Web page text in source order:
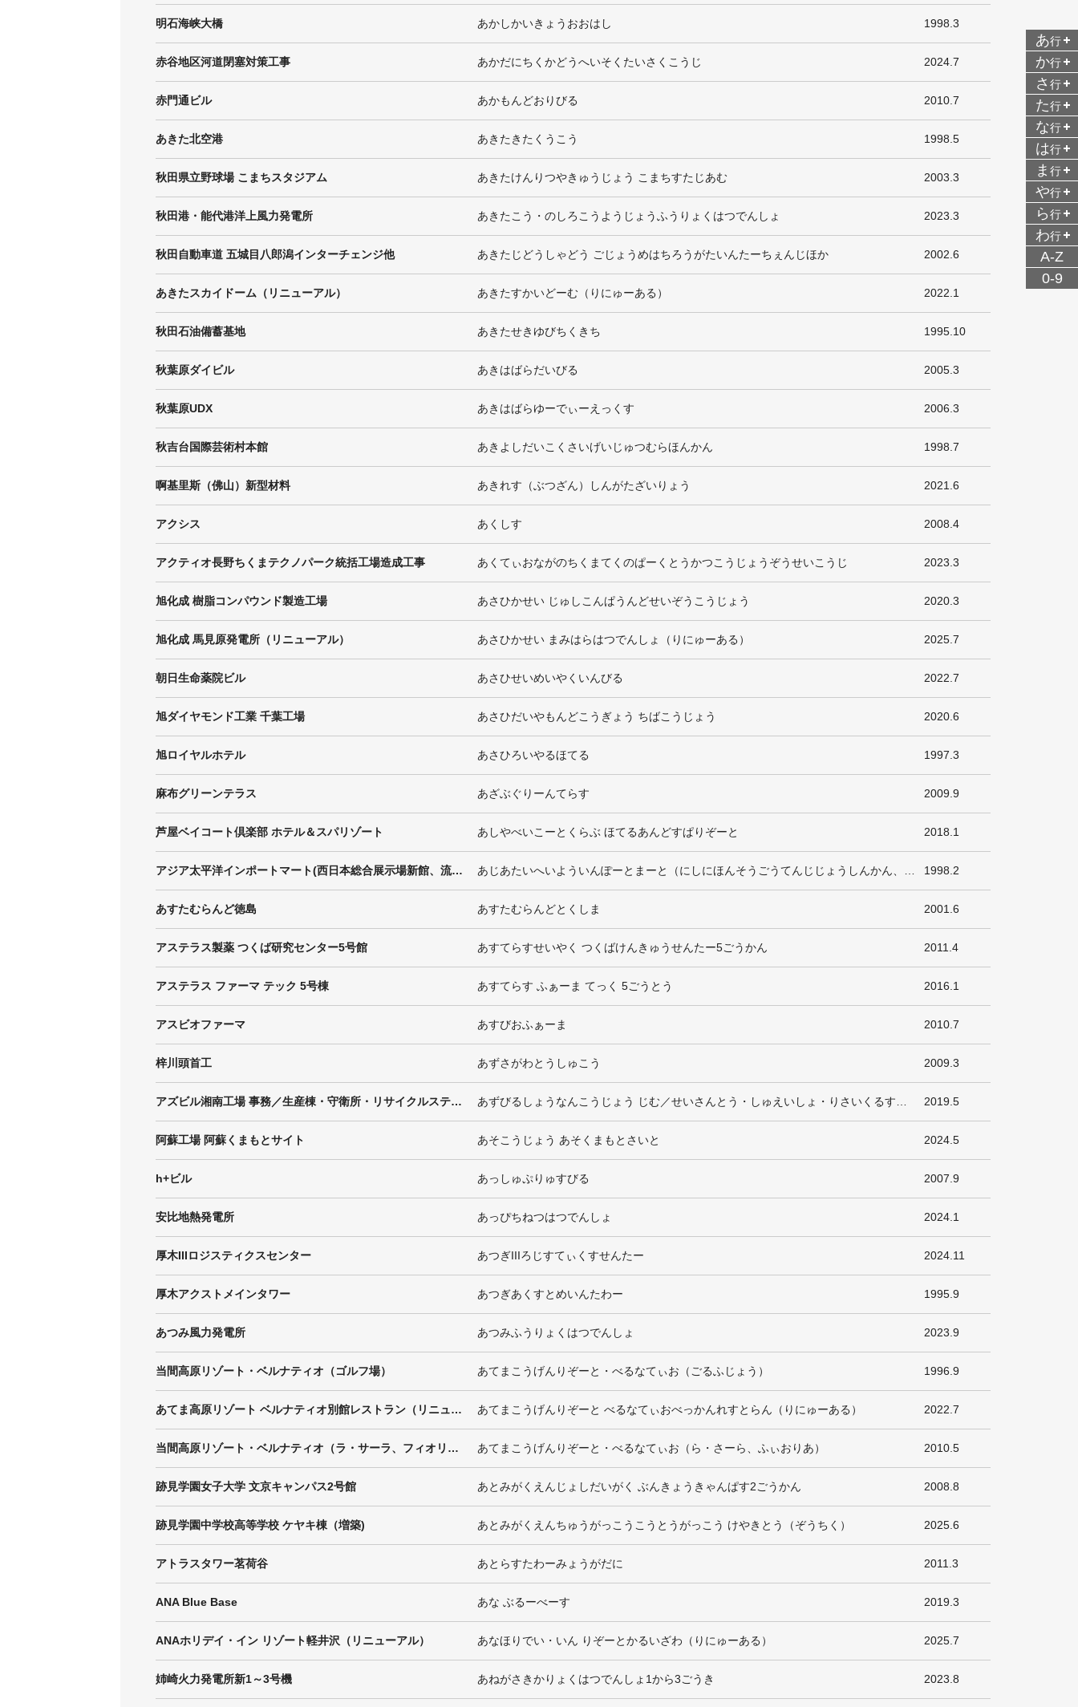
明石海峡大橋 あかしかいきょうおおはし 1998.3
赤谷地区河道閉塞対策工事 あかだにちくかどうへいそくたいさくこうじ 2024.7
赤門通ビル あかもんどおりびる 2010.7
あきた北空港 あきたきたくうこう 1998.5
秋田県立野球場 こまちスタジアム あきたけんりつやきゅうじょう こまちすたじあむ 2003.3
秋田港・能代港洋上風力発電所 あきたこう・のしろこうようじょうふうりょくはつでんしょ 2023.3
秋田自動車道 五城目八郎潟インターチェンジ他 あきたじどうしゃどう ごじょうめはちろうがたいんたーちぇんじほか 2002.6
あきたスカイドーム（リニューアル） あきたすかいどーむ（りにゅーある） 2022.1
秋田石油備蓄基地 あきたせきゆびちくきち 1995.10
秋葉原ダイビル あきはばらだいびる 2005.3
秋葉原UDX あきはばらゆーでぃーえっくす 2006.3
秋吉台国際芸術村本館 あきよしだいこくさいげいじゅつむらほんかん 1998.7
啊基里斯（佛山）新型材料 あきれす（ぶつざん）しんがたざいりょう 2021.6
アクシス あくしす 2008.4
アクティオ長野ちくまテクノパーク統括工場造成工事 あくてぃおながのちくまてくのぱーくとうかつこうじょうぞうせいこうじ 2023.3
旭化成 樹脂コンパウンド製造工場 あさひかせい じゅしこんぱうんどせいぞうこうじょう 2020.3
旭化成 馬見原発電所（リニューアル） あさひかせい まみはらはつでんしょ（りにゅーある） 2025.7
朝日生命薬院ビル あさひせいめいやくいんびる 2022.7
旭ダイヤモンド工業 千葉工場 あさひだいやもんどこうぎょう ちばこうじょう 2020.6
旭ロイヤルホテル あさひろいやるほてる 1997.3
麻布グリーンテラス あざぶぐりーんてらす 2009.9
芦屋ベイコート倶楽部 ホテル＆スパリゾート あしやべいこーとくらぶ ほてるあんどすぱりぞーと 2018.1
アジア太平洋インポートマート(西日本総合展示場新館、流通センター) あじあたいへいよういんぽーとまーと（にしにほんそうごうてんじじょうしんかん、りゅうつうせんたー） 1998.2
あすたむらんど徳島 あすたむらんどとくしま 2001.6
アステラス製薬 つくば研究センター5号館 あすてらすせいやく つくばけんきゅうせんたー5ごうかん 2011.4
アステラス ファーマ テック 5号棟 あすてらす ふぁーま てっく 5ごうとう 2016.1
アスビオファーマ あすびおふぁーま 2010.7
梓川頭首工 あずさがわとうしゅこう 2009.3
アズビル湘南工場 事務／生産棟・守衛所・リサイクルステーション・危険物倉庫・ボンベ庫 あずびるしょうなんこうじょう じむ／せいさんとう・しゅえいしょ・りさいくるすてーしょん・きけんぶつそうこ・ぼんべこ 2019.5
阿蘇工場 阿蘇くまもとサイト あそこうじょう あそくまもとさいと 2024.5
h+ビル あっしゅぷりゅすびる 2007.9
安比地熱発電所 あっぴちねつはつでんしょ 2024.1
厚木IIIロジスティクスセンター あつぎIIIろじすてぃくすせんたー 2024.11
厚木アクストメインタワー あつぎあくすとめいんたわー 1995.9
あつみ風力発電所 あつみふうりょくはつでんしょ 2023.9
当間高原リゾート・ベルナティオ（ゴルフ場） あてまこうげんりぞーと・べるなてぃお（ごるふじょう） 1996.9
あてま高原リゾート ベルナティオ別館レストラン（リニューアル） あてまこうげんりぞーと べるなてぃおべっかんれすとらん（りにゅーある） 2022.7
当間高原リゾート・ベルナティオ（ラ・サーラ、フィオリア） あてまこうげんりぞーと・べるなてぃお（ら・さーら、ふぃおりあ） 2010.5
跡見学園女子大学 文京キャンパス2号館 あとみがくえんじょしだいがく ぶんきょうきゃんぱす2ごうかん 2008.8
跡見学園中学校高等学校 ケヤキ棟（増築) あとみがくえんちゅうがっこうこうとうがっこう けやきとう（ぞうちく） 2025.6
アトラスタワー茗荷谷 あとらすたわーみょうがだに 2011.3
ANA Blue Base あな ぶるーべーす 2019.3
ANAホリデイ・イン リゾート軽井沢（リニューアル） あなほりでい・いん りぞーとかるいざわ（りにゅーある） 2025.7
姉崎火力発電所新1～3号機 あねがさきかりょくはつでんしょ1から3ごうき 2023.8
あ行
か行
さ 行
た行
な行
は行
ま 行
や行
ら行
わ行
A-Z
0-9